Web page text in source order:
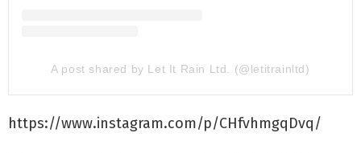
A post shared by Let It Rain Ltd. (@letitrainltd)
https://www.instagram.com/p/CHfvhmgqDvq/